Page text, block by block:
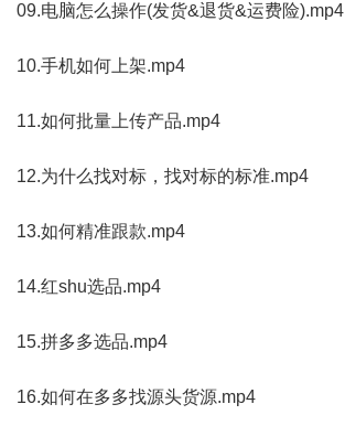
09.电脑怎么操作(发货&退货&运费险).mp4
10.手机如何上架.mp4
11.如何批量上传产品.mp4
12.为什么找对标，找对标的标准.mp4
13.如何精准跟款.mp4
14.红shu选品.mp4
15.拼多多选品.mp4
16.如何在多多找源头货源.mp4